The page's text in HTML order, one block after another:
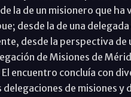
la de un misionero que ha
desde la de una
desde la perspectiva de
de Misiones de
encuentro concluía con
de misiones y